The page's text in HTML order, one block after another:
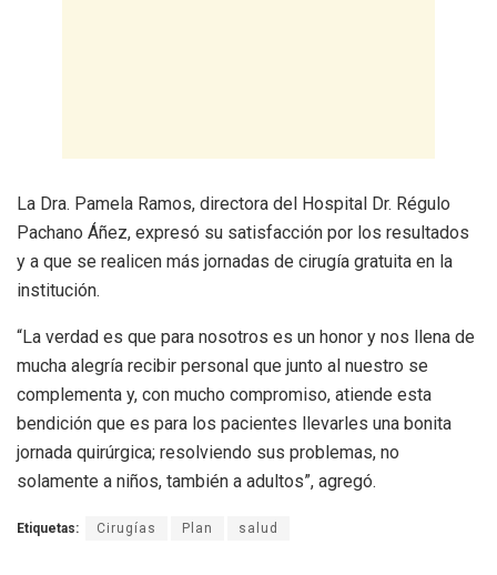
La Dra. Pamela Ramos, directora del Hospital Dr. Régulo
Pachano Áñez, expresó su satisfacción por los resultados
y a que se realicen más jornadas de cirugía gratuita en la
institución.
“La verdad es que para nosotros es un honor y nos llena de
mucha alegría recibir personal que junto al nuestro se
complementa y, con mucho compromiso, atiende esta
bendición que es para los pacientes llevarles una bonita
jornada quirúrgica; resolviendo sus problemas, no
solamente a niños, también a adultos”, agregó.
Etiquetas: Cirugías Plan salud